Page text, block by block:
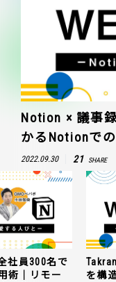
Notion × 議事
かるNotionで
2022.09.30 21 SHARE
社員300名で
術｜リモー
を構